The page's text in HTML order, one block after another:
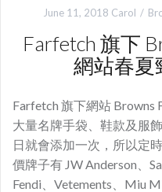
June 11, 2018 Carol
Farfetch 旗下
網站春夏
Farfetch 旗下網站 Browns
大量名牌手袋、鞋款及服
日就會添加一次，所以定
價牌子有 JW Anderson、
Fendi、Vetements、Miu